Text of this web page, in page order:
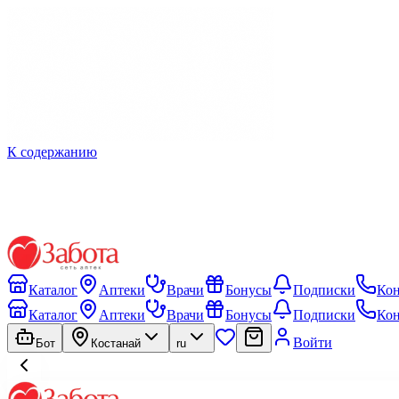
К содержанию
Каталог Аптеки Врачи Бонусы Подписки
Каталог
Аптеки Врачи Бонусы Подписки
Бот Костанай ru Войти